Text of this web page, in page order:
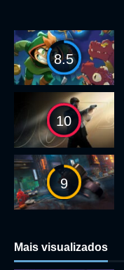
8.5
10
9
Mais visualizados